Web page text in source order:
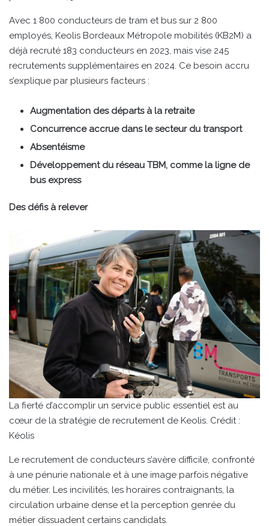
Avec 1 800 conducteurs de tram et bus sur 2 800
employés, Keolis Bordeaux Métropole mobilités (KB2M) a
déjà recruté 183 conducteurs en 2023, mais vise 245
recrutements supplémentaires en 2024. Ce besoin accru
s’explique par plusieurs facteurs :
Augmentation des départs à la retraite
Concurrence accrue dans le secteur du transport
Absentéisme
Développement du réseau TBM, comme la ligne de
bus express
Des défis à relever
La fierté d’accomplir un service public essentiel est au
cœur de la stratégie de recrutement de Keolis. Crédit :
Kéolis
Le recrutement de conducteurs s’avère difficile, confronté
à une pénurie nationale et à une image parfois négative
du métier. Les incivilités, les horaires contraignants, la
circulation urbaine dense et la perception genrée du
métier dissuadent certains candidats.